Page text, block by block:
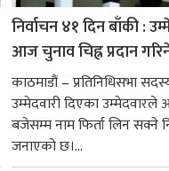
निर्वाचन ४१ दिन बाँकी :
आज चुनाव चिह्न प्रदान
काठमाडौं – प्रतिनिधिसभा
उम्मेदवारी दिएका उम्मेदवारले
बजेसम्म नाम फिर्ता लिन सक्ने
जनाएको छ।...